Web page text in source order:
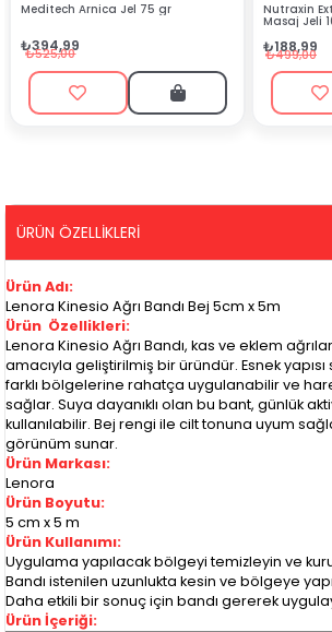
Meditech Arnica Jel 75 gr
₺394,99
₺525,00
Nutraxin
Masaj Jeli
₺188,99
₺499,00
ÜRÜN ÖZELLIKLERI
Ürün Adı:
Lenora Kinesio Ağrı Bandı Bej 5cm x 5m
Ürün Özellikleri:
Lenora Kinesio Ağrı Bandı, kas ve eklem
amacıyla geliştirilmiş bir üründür. Esnek
farklı bölgelerine rahatça uygulanabilir ve
sağlar. Suya dayanıklı olan bu bant, günlük
kullanılabilir. Bej rengi ile cilt tonuna uyum
görünüm sunar.
Ürün Markası:
Lenora
Ürün Boyutu:
5 cm x 5 m
Ürün Kullanımı:
Uygulama yapılacak bölgeyi temizleyin ve
Bandı istenilen uzunlukta kesin ve bölgeye
Daha etkili bir sonuç için bandı gererek
Ürün İçeriği: